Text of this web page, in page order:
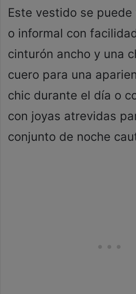
Este vestido se
o informal con
cinturón ancho y una
cuero para una
chic durante el día o
con joyas atrevidas
conjunto de noche